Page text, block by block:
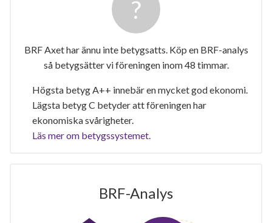
BRF Axet har ännu inte betygsatts. Köp en BRF-analys
så betygsätter vi föreningen inom 48 timmar.
Högsta betyg A++ innebär en mycket god ekonomi.
Lägsta betyg C betyder att föreningen har
ekonomiska svårigheter.
Läs mer om betygssystemet.
BRF-Analys